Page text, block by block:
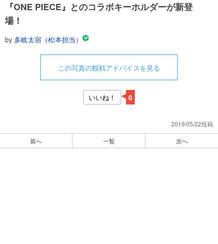
『ONE PIECE』とのコラボキーホルダーが新登
場！
by 多岐太宿（松本担当）
この写真の観戦アドバイスを見る
いいね！ 0
2019/05/22投稿
前へ 一覧 次へ